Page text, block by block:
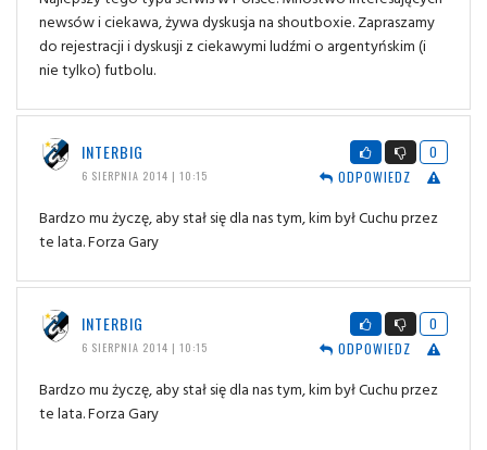
newsów i ciekawa, żywa dyskusja na shoutboxie. Zapraszamy
do rejestracji i dyskusji z ciekawymi ludźmi o argentyńskim (i
nie tylko) futbolu.
INTERBIG
6 SIERPNIA 2014 | 10:15
0
ODPOWIEDZ
Bardzo mu życzę, aby stał się dla nas tym, kim był Cuchu przez
te lata. Forza Gary
INTERBIG
6 SIERPNIA 2014 | 10:15
0
ODPOWIEDZ
Bardzo mu życzę, aby stał się dla nas tym, kim był Cuchu przez
te lata. Forza Gary